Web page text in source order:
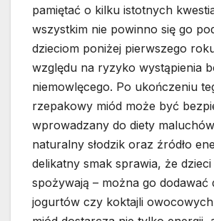
pamiętać o kilku istotnych
wszystkim nie powinno się go
dzieciom poniżej pierwszego
względu na ryzyko wystąpienia
niemowlęcego. Po ukończeniu
rzepakowy miód może być
wprowadzany do diety
naturalny słodzik oraz źródło
delikatny smak sprawia, że
spożywają – można go dodawać
jogurtów czy koktajli